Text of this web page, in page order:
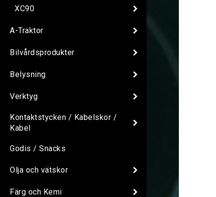
XC90
A-Traktor
Bilvårdsprodukter
Belysning
Verktyg
Kontaktstycken / Kabelskor /
Kabel
Godis / Snacks
Olja och vätskor
Färg och Kemi